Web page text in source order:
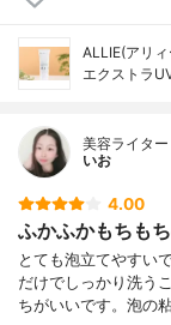
ALLIE(アリィ
エクストラ
美容ライター
いお
4.00
ふかふかもちも
とても泡立てやすい
だけでしっかり洗う
ちがいいです。泡の